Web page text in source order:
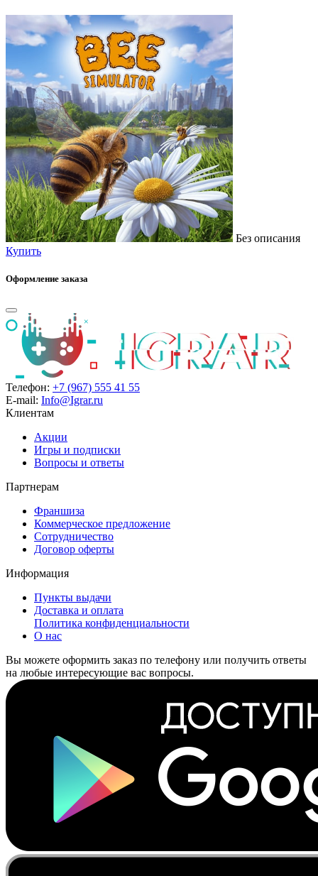
Без описания
Купить
Оформление заказа
Телефон: +7 (967) 555 41 55
E-mail: Info@Igrar.ru
Клиентам
Акции
Игры и подписки
Вопросы и ответы
Партнерам
Франшиза
Коммерческое предложение
Сотрудничество
Договор оферты
Информация
Пункты выдачи
Доставка и оплата
Политика конфиденциальности
О нас
Вы можете оформить заказ по телефону или получить ответы
на любые интересующие вас вопросы.